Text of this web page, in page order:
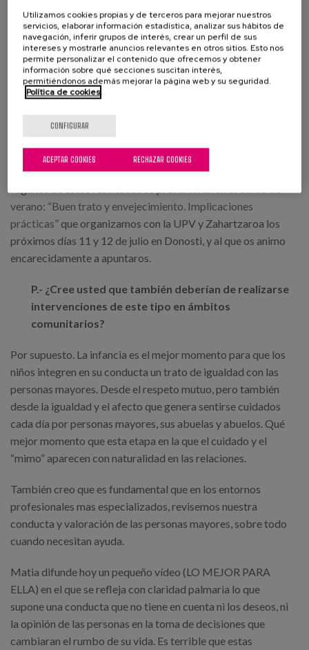
sino que se ofrece en coherencia con las características de
personalidad de cada uno, con total naturalidad. Con estos
materiales y una pequeña guía de uso, estamos validando
esta iniciativa en nuestros centros con excelentes
resultados.
Lo que a primera vista observamos es que “el umbral de
tolerancia” ante conductas inadecuadas está cambiando
claramente. Y algunos comportamientos extinguiéndose.
verano: “Buen trato y envejecimiento. Implicaciones
prácticas” que organizamos con la UPV y Zahartzaroa los
próximos días 11 y 12 de julio en Donosti, y al que os animo
encarecidamente a apuntaros.
P.- ¿Cree usted que también deberían de realizarse
intervenciones de este tipo en ámbitos
comunitarios?
Por supuesto. La infancia es el mejor momento para que los
niños integren en su conducta un trato de igualdad con las
personas mayores. Desde el respeto mutuo, pero también
desde la igualdad y el afecto que genera sentirse cuidados
cada día por personas mayores, sus abuelas y abuelos. Qué
mejor momento que esta etapa en la que el cuidado y el
“mimo” aparecen con naturalidad en las relaciones.
También creo que es fundamental que en los entornos
profesionales mas especializados, revisemos nuestra
conducta y valoración de las personas mayores, sobre todo
cuando necesitan ayuda.
Matia difunde hoy un pequeño vídeo (LO MEJOR PARA
ELLA) en el que se refleja con claridad palmaria lo que
supone una conducta que no tiene en cuenta ni los deseos, ni
la opinión de las personas en la toma de decisiones que
cambiaran el rumbo de su vida. Es terrible que estas
Utilizamos cookies propias y de terceros para mejorar nuestros
servicios, elaborar información estadística, analizar sus hábitos de
navegación, inferir grupos de interés, crear un perfil de sus
intereses y mostrarle anuncios relevantes en otros sitios. Esto nos
permite personalizar el contenido que ofrecemos y obtener
información sobre qué secciones suscitan interés,
permitiéndonos además mejorar la página web y su seguridad.
Política de cookies
CONFIGURAR
RECHAZAR COOKIES
ACEPTAR COOKIES